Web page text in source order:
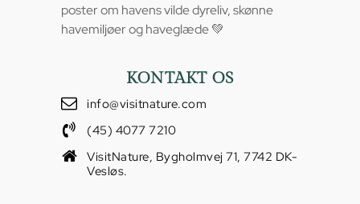
poster om havens vilde dyreliv, skønne
havemiljøer og haveglæde 💚
KONTAKT OS
info@visitnature.com
(45) 4077 7210
VisitNature, Bygholmvej 71, 7742 DK-
Vesløs.